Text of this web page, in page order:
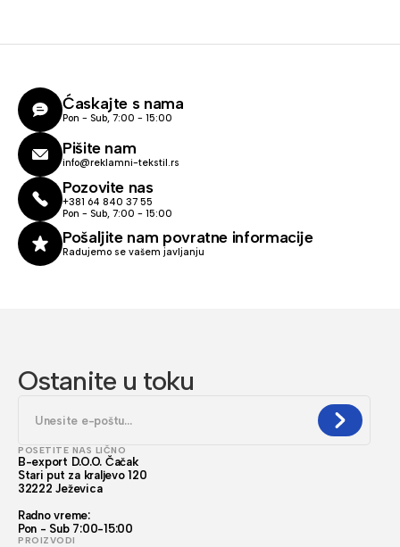
Ćaskajte s nama
Pon - Sub, 7:00 - 15:00
Pišite nam
info@reklamni-tekstil.rs
Pozovite nas
+381 64 840 37 55
Pon - Sub, 7:00 - 15:00
Pošaljite nam povratne informacije
Radujemo se vašem javljanju
Ostanite u toku
POSETITE NAS LIČNO
B-export D.O.O. Čačak
Stari put za kraljevo 120
32222 Ježevica
Radno vreme:
Pon - Sub 7:00-15:00
PROIZVODI